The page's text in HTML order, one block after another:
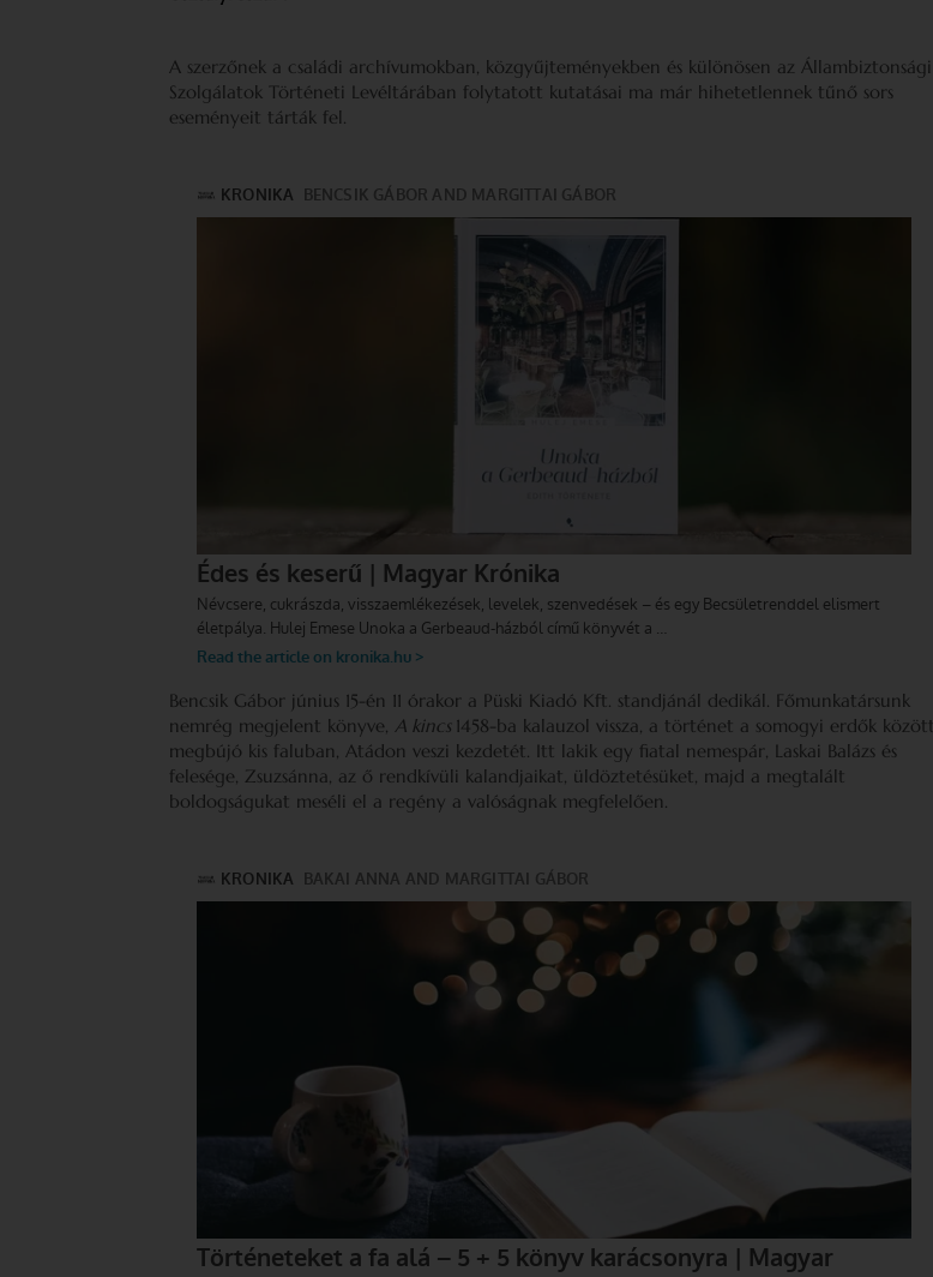
A szerzőnek a családi archívumokban, közgyűjteményekben és különösen az Állambiztonsági
Szolgálatok Történeti Levéltárában folytatott kutatásai ma már hihetetlennek tűnő sors
eseményeit tárták fel.
Bencsik Gábor június 15-én 11 órakor a Püski Kiadó Kft. standjánál dedikál. Főmunkatársunk
nemrég megjelent könyve,A kincs 1458-ba kalauzol vissza, a történet a somogyi erdők között
megbújó kis faluban, Atádon veszi kezdetét. Itt lakik egy fiatal nemespár, Laskai Balázs és
felesége, Zsuzsánna, az ő rendkívüli kalandjaikat, üldöztetésüket, majd a megtalált
boldogságukat meséli el a regény a valóságnak megfelelően.